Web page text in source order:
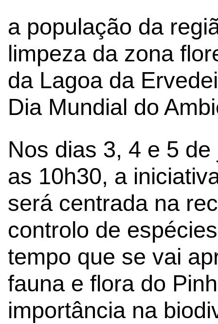
a população da
limpeza da zona
da Lagoa da
Dia Mundial do
Nos dias 3, 4 e 5
as 10h30, a
será centrada na
controlo de
tempo que se vai
fauna e flora do
importância na